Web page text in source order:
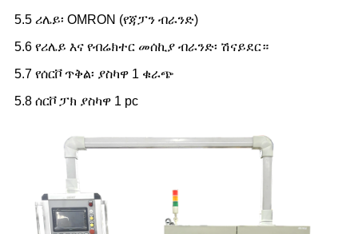
5.5 ሪሌይ፡ OMRON (የጃፓን ብራንድ)
5.6 የሪሌይ እና የብሬክተር መሰኪያ ብራንድ፡ ሽናይደር።
5.7 የሰርቮ ጥቅል፡ ያስካዋ 1 ቁራጭ
5.8 ሰርቮ ፓክ ያስካዋ 1 pc